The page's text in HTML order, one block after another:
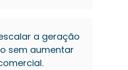
a geração
sem aumentar